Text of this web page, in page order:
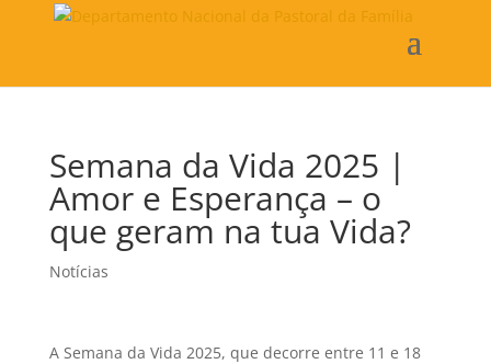
Semana da Vida 2025 |
Amor e Esperança – o
que geram na tua Vida?
Notícias
A Semana da Vida 2025, que decorre entre 11 e 18